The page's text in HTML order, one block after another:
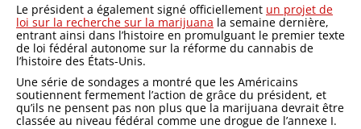
Le président a également signé officiellement un projet de
loi sur la recherche sur la marijuana la semaine dernière,
entrant ainsi dans l’histoire en promulguant le premier texte
de loi fédéral autonome sur la réforme du cannabis de
l’histoire des États-Unis.
Une série de sondages a montré que les Américains
soutiennent fermement l’action de grâce du président, et
qu’ils ne pensent pas non plus que la marijuana devrait être
classée au niveau fédéral comme une drogue de l’annexe I.